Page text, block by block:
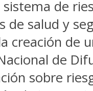
de
de salud y
creación de
de
sobre